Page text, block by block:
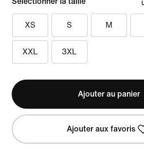
XS S M
XXL 3XL
Ajouter au panier
Ajouter aux favoris